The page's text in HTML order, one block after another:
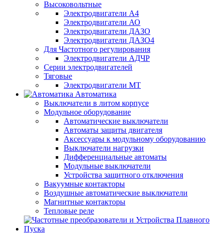
Высоковольтные
Электродвигатели А4
Электродвигатели АО
Электродвигатели ДАЗО
Электродвигатели ДАЗО4
Для Частотного регулирования
Электродвигатели АДЧР
Серии электродвигателей
Тяговые
Электродвигатели МТ
Автоматика
Выключатели в литом корпусе
Модульное оборудование
Автоматические выключатели
Автоматы защиты двигателя
Аксессуары к модульному оборудованию
Выключатели нагрузки
Дифференциальные автоматы
Модульные выключатели
Устройства защитного отключения
Вакуумные контакторы
Воздушные автоматические выключатели
Магнитные контакторы
Тепловые реле